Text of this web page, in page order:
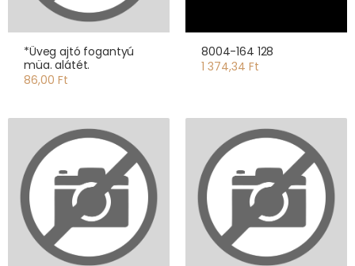
*Üveg ajtó fogantyú
müa. alátét.
86,00 Ft
8004-164 128
1 374,34 Ft